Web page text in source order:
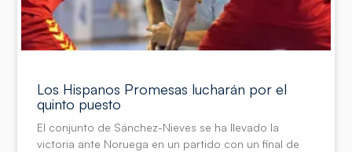
Los Hispanos Promesas lucharán por el
quinto puesto
El conjunto de Sánchez-Nieves se ha llevado la
victoria ante Noruega en un partido con un final de